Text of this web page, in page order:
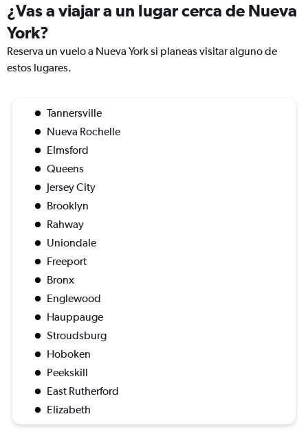
¿Vas a viajar a un lugar cerca de Nueva
York?
Reserva un vuelo a Nueva York si planeas visitar alguno de
estos lugares.
Tannersville
Nueva Rochelle
Elmsford
Queens
Jersey City
Brooklyn
Rahway
Uniondale
Freeport
Bronx
Englewood
Hauppauge
Stroudsburg
Hoboken
Peekskill
East Rutherford
Elizabeth